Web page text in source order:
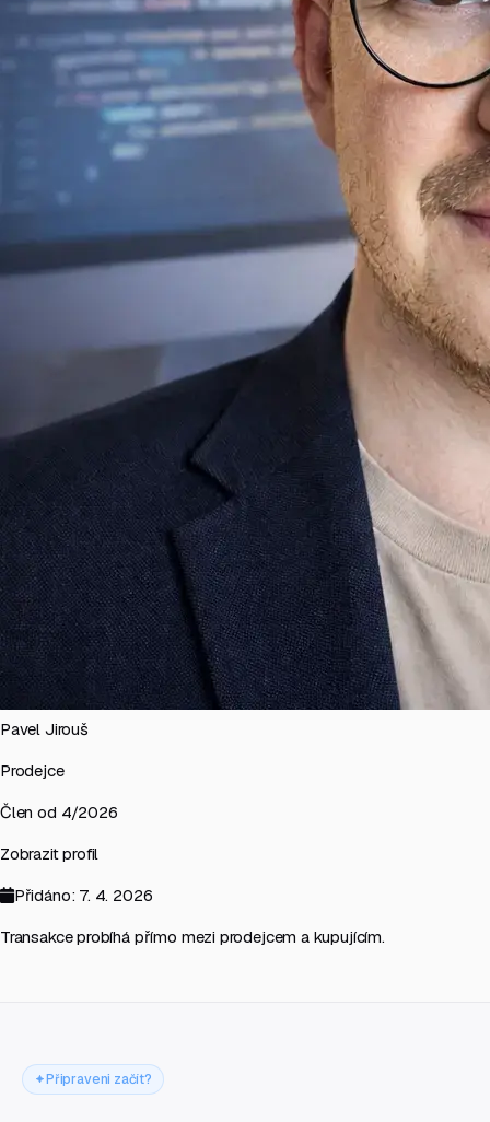
Pavel Jirouš
Prodejce
Člen od 4/2026
Zobrazit profil
Přidáno: 7. 4. 2026
Transakce probíhá přímo mezi prodejcem a kupujícím.
Připraveni začít?